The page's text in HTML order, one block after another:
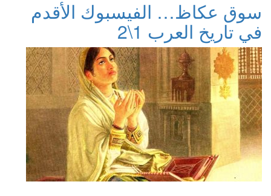
سوق عكاظ… الفيسبوك الأقدم
في تاريخ العرب 1\2